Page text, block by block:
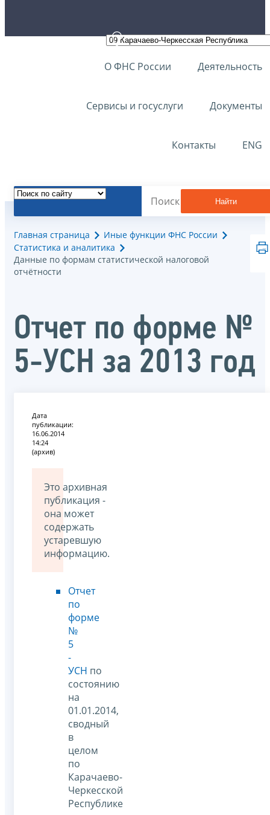
О ФНС России Деятельность
Сервисы и госуслуги Документы
Контакты ENG
Найти
Главная страница
Иные функции ФНС России
Статистика и аналитика
Данные по формам статистической налоговой
отчётности
Отчет по форме №
5-УСН за 2013 год
Дата
публикации:
16.06.2014
14:24
(архив)
Это архивная
публикация -
она может
содержать
устаревшую
информацию.
Отчет
по
форме
№
5
-
УСН по
состоянию
на
01.01.2014,
сводный
в
целом
по
Карачаево-
Черкесской
Республике